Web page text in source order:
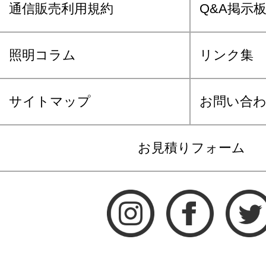
通信販売利用規約 Q&A掲示板
照明コラム リンク集
サイトマップ お問い合
お見積りフォーム